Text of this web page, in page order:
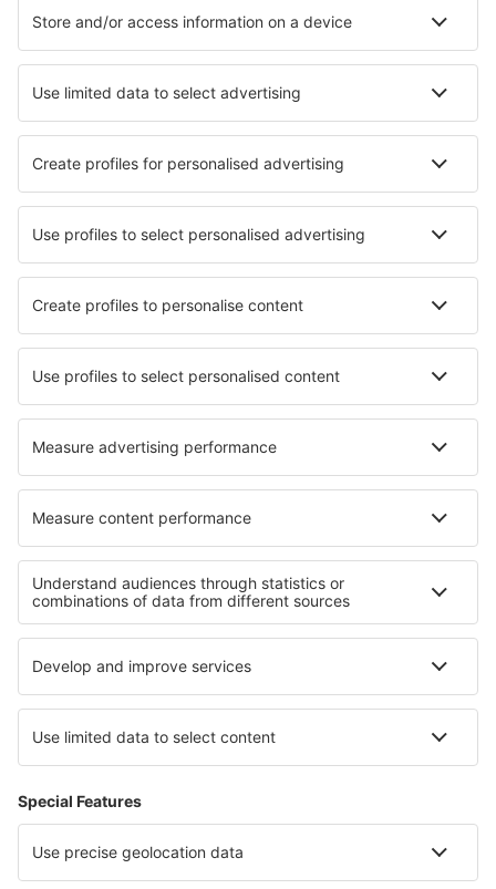
Află mai multe
Companii aeriene
Wizz Air
Lufthansa
Despre eSky
Cariere
Termeni şi condiţii
Rezervările mele
Politica de Confidențialitate
Politică cookie
Asistenţă şi contact
Țări